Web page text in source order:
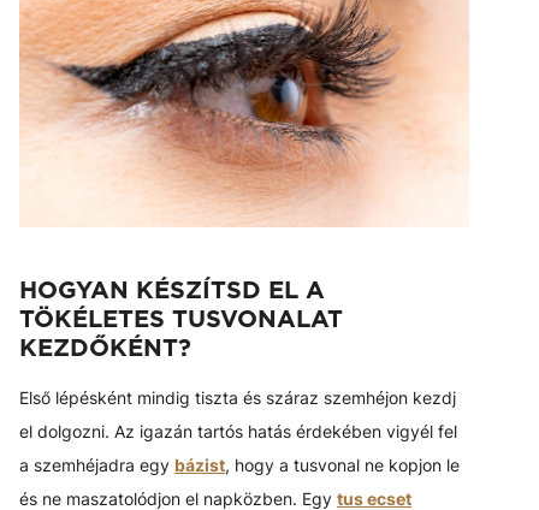
HOGYAN KÉSZÍTSD EL A
TÖKÉLETES TUSVONALAT
KEZDŐKÉNT?
Első lépésként mindig tiszta és száraz szemhéjon kezdj
el dolgozni. Az igazán tartós hatás érdekében vigyél fel
a szemhéjadra egy bázist, hogy a tusvonal ne kopjon le
és ne maszatolódjon el napközben. Egy tus ecset